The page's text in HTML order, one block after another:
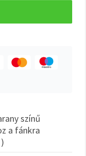
színű
a fánkra